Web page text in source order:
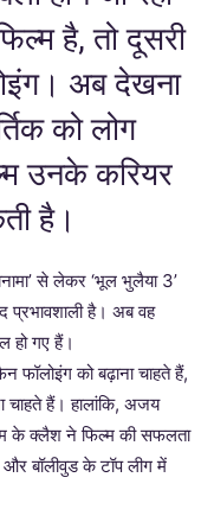
है, तो दूसरी
अब देखना
को लोग
उनके करियर
है।
से लेकर ‘भूल भुलैया 3’
प्रभावशाली है। अब वह
हो गए हैं।
फॉलोइंग को बढ़ाना चाहते हैं,
चाहते हैं। हालांकि, अजय
के क्लैश ने फिल्म की सफलता
और बॉलीवुड के टॉप लीग में